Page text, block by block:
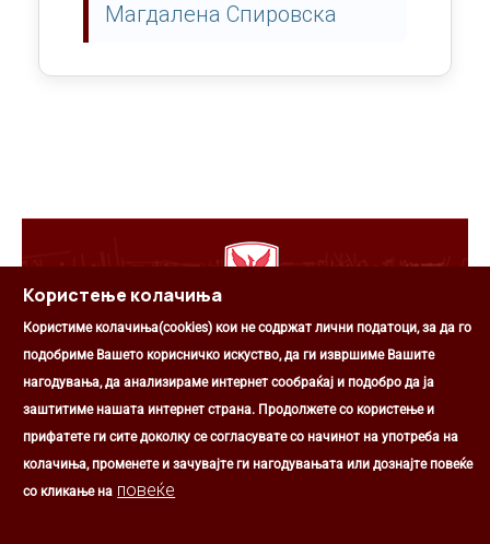
Магдалена Спировска
Општина Центар
Михаил Цоков бр. 1, Скопје
Скопје, РС Македонија
+389 2 3203 693
kontakt@centar.gov.mk
Користење колачиња
Користиме колачиња(cookies) кои не содржат лични податоци, за да го
подобриме Вашето корисничко искуство, да ги извршиме Вашите
нагодувања, да анализираме интернет сообраќај и подобро да ја
заштитиме нашата интернет страна. Продолжете со користење и
прифатете ги сите доколку се согласувате со начинот на употреба на
колачиња, променете и зачувајте ги нагодувањата или дознајте повеќе
со кликање на повеќе